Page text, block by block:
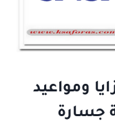
ومواعيد
جسارة